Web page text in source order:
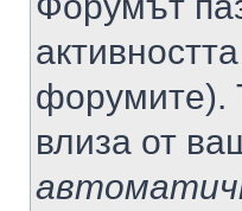
форумите).
влиза от